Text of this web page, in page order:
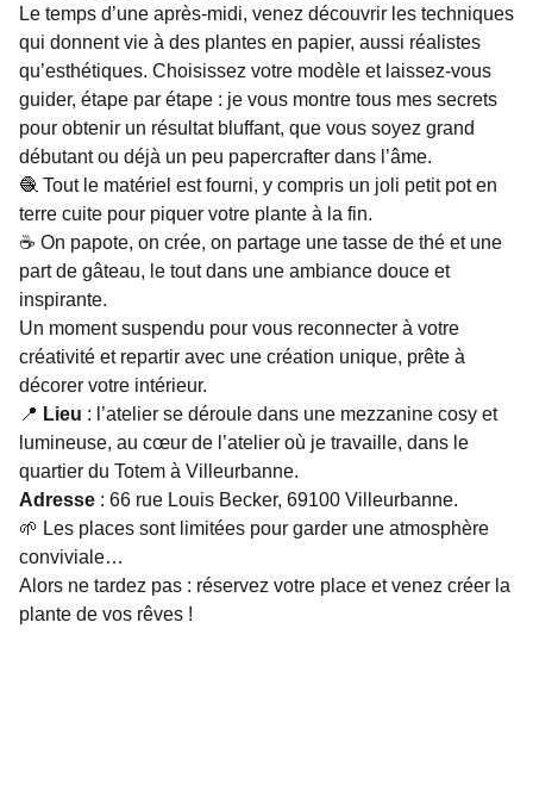
Le temps d’une après-midi, venez découvrir les techniques
qui donnent vie à des plantes en papier, aussi réalistes
qu’esthétiques. Choisissez votre modèle et laissez-vous
guider, étape par étape : je vous montre tous mes secrets
pour obtenir un résultat bluffant, que vous soyez grand
débutant ou déjà un peu papercrafter dans l’âme.
🧶 Tout le matériel est fourni, y compris un joli petit pot en
terre cuite pour piquer votre plante à la fin.
☕ On papote, on crée, on partage une tasse de thé et une
part de gâteau, le tout dans une ambiance douce et
inspirante.
Un moment suspendu pour vous reconnecter à votre
créativité et repartir avec une création unique, prête à
décorer votre intérieur.
📍 Lieu : l’atelier se déroule dans une mezzanine cosy et
lumineuse, au cœur de l’atelier où je travaille, dans le
quartier du Totem à Villeurbanne.
Adresse : 66 rue Louis Becker, 69100 Villeurbanne.
🌱 Les places sont limitées pour garder une atmosphère
conviviale…
Alors ne tardez pas : réservez votre place et venez créer la
plante de vos rêves !